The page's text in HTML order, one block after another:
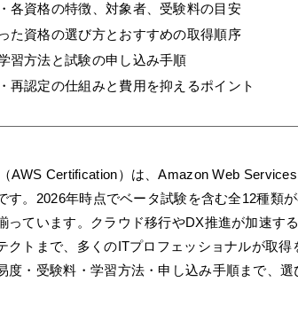
各資格の特徴、対象者、受験料の目安
た資格の選び方とおすすめの取得順序
習方法と試験の申し込み手順
再認定の仕組みと費用を抑えるポイント
AWS Certification）は、Amazon Web
す。2026年時点でベータ試験を含む全12種類
っています。クラウド移行やDX推進が加速す
クトまで、多くのITプロフェッショナルが取
度・受験料・学習方法・申し込み手順まで、